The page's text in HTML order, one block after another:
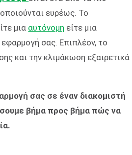
ευρέως. Το
μια αυτόνομη είτε μια
σας. Επιπλέον, το
και την κλιμάκωση εξαιρετικά
σας σε έναν διακομιστή
βήμα προς βήμα πώς να